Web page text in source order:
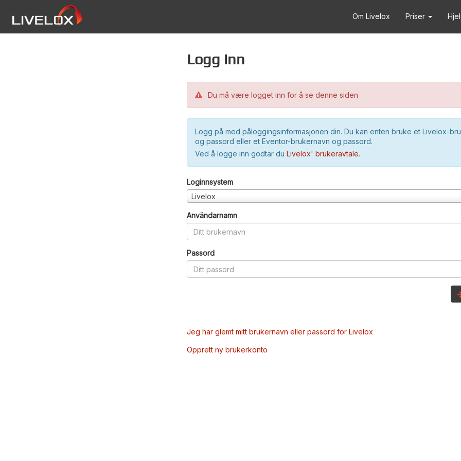
Om Livelox Priser
Logg inn
Du må være logget inn for å se denne siden
Logg på med påloggingsinformasjonen din. Du kan enten bruke et Livelox-
og passord eller et Eventor-brukernavn og passord.
Ved å logge inn godtar du Livelox' brukeravtale.
Loginnsystem
Livelox
Användarnamn
Passord
Jeg har glemt mitt brukernavn eller passord for Livelox
Opprett ny brukerkonto